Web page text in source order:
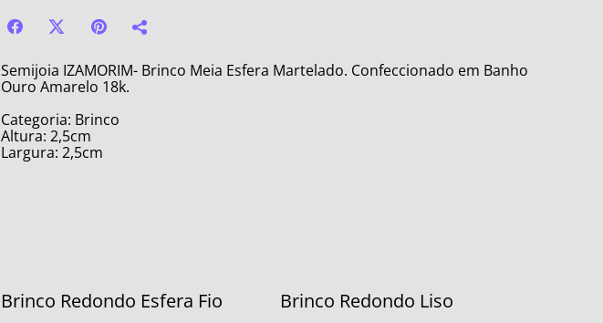
Semijoia IZAMORIM- Brinco Meia Esfera Martelado. Confeccionado em Banho
Ouro Amarelo 18k.
Categoria: Brinco
Altura: 2,5cm
Largura: 2,5cm
Brinco Redondo Esfera Fio Brinco Redondo Liso